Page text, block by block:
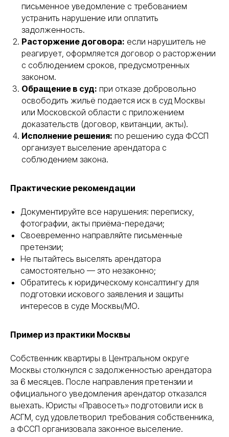
письменное уведомление с требованием
устранить нарушение или оплатить
задолженность.
Расторжение договора: если нарушитель не
реагирует, оформляется договор о расторжении
с соблюдением сроков, предусмотренных
законом.
Обращение в суд: при отказе добровольно
освободить жильё подается иск в суд Москвы
или Московской области с приложением
доказательств (договор, квитанции, акты).
Исполнение решения: по решению суда ФССП
организует выселение арендатора с
соблюдением закона.
Практические рекомендации
Документируйте все нарушения: переписку,
фотографии, акты приёма-передачи;
Своевременно направляйте письменные
претензии;
Не пытайтесь выселять арендатора
самостоятельно — это незаконно;
Обратитесь к юридическому консалтингу для
подготовки искового заявления и защиты
интересов в суде Москвы/МО.
Пример из практики Москвы
Собственник квартиры в Центральном округе
Москвы столкнулся с задолженностью арендатора
за 6 месяцев. После направления претензии и
официального уведомления арендатор отказался
выехать. Юристы «Правосеть» подготовили иск в
АСГМ, суд удовлетворил требования собственника,
а ФССП организовала законное выселение.